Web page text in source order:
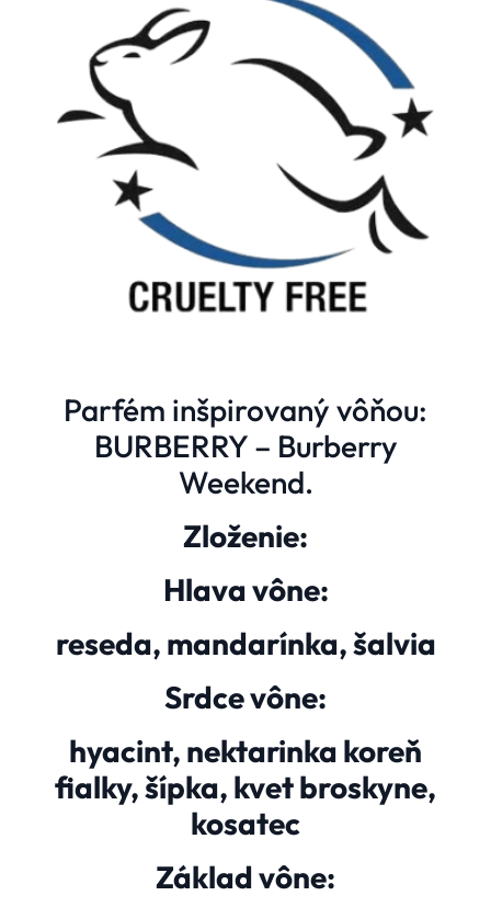
Parfém inšpirovaný vôňou:
BURBERRY – Burberry
Weekend.
Zloženie:
Hlava vône:
reseda, mandarínka, šalvia
Srdce vône:
hyacint, nektarinka koreň
fialky, šípka, kvet broskyne,
kosatec
Základ vône: